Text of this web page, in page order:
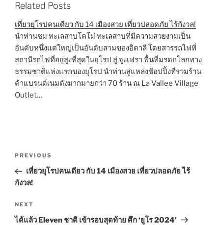
Related Posts
เที่ยวยุโรปคนเดียว กับ 14 เมืองสวย เที่ยวปลอดภัย ไร้กังวล!
นำท่านชม ทะเลสาบโคโม่ ทะเลสาบที่มีความสวยงามเป็น
อันดับหนึ่งแต่ใหญ่เป็นอันดับสามของอิตาลี โดยสารรถไฟที่
สถานีรถไฟที่อยู่สูงที่สุดในยุโรป สู่ จูงเฟรา พื้นที่มรดกโลกทาง
ธรรมชาติแห่งแรกของยุโรป นำท่านสู่แหล่งช้อปปิ้งที่รวมร้าน
ค้าแบรนด์เนมดังมากมายกว่า 70 ร้าน ณ La Vallee Village
Outlet…
navigation
Previous
Post
PREVIOUS
เที่ยวยุโรปคนเดียว กับ 14 เมืองสวย เที่ยวปลอดภัย ไร้
กังวล!
Next
Post
NEXT
ได้แล้ว Eleven ชาติ เข้ารอบสุดท้าย ศึก ‘ยูโร 2024’